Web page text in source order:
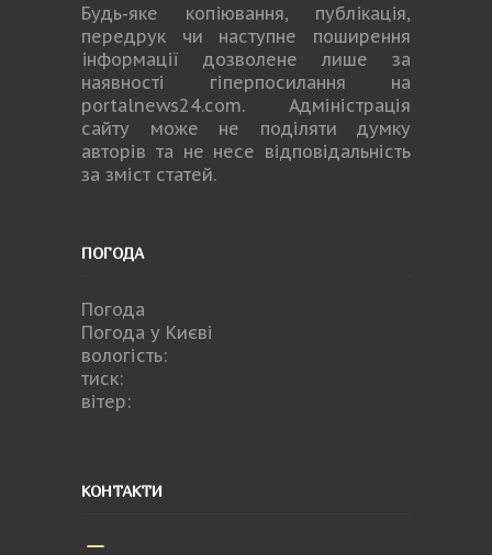
Будь-яке копiювання, публiкацiя,
передрук чи наступне поширення
iнформацiї дозволене лише за
наявності гіперпосилання на
portalnews24.com. Адміністрація
сайту може не поділяти думку
авторів та не несе відповідальність
за зміст статей.
ПОГОДА
Погода
Погода у Києві
вологість:
тиск:
вітер:
КОНТАКТИ